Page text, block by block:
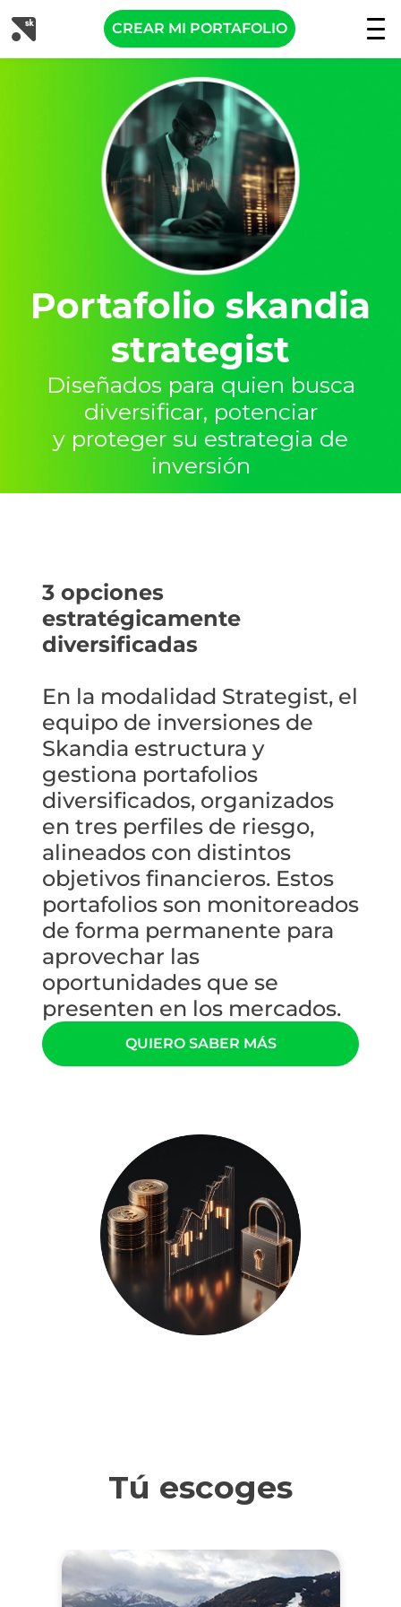
CREAR MI PORTAFOLIO
Portafolio skandia
strategist
Diseñados para quien busca
diversificar, potenciar
y proteger su estrategia de
inversión
3 opciones
estratégicamente
diversificadas
En la modalidad Strategist, el
equipo de inversiones de
Skandia estructura y
gestiona portafolios
diversificados, organizados
en tres perfiles de riesgo,
alineados con distintos
objetivos financieros. Estos
portafolios son monitoreados
de forma permanente para
aprovechar las
oportunidades que se
presenten en los mercados.
QUIERO SABER MÁS
Tú escoges